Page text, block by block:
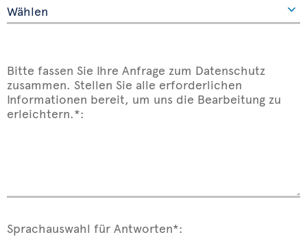
Bitte fassen Sie Ihre Anfrage zum Datenschutz
zusammen. Stellen Sie alle erforderlichen
Informationen bereit, um uns die Bearbeitung zu
erleichtern.*:
Sprachauswahl für Antworten*: